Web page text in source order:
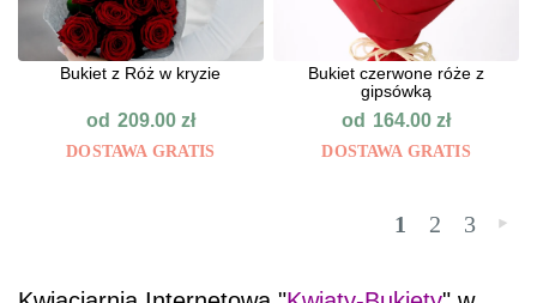
Bukiet z Róż w kryzie
od 209.00 zł
DOSTAWA GRATIS
Bukiet czerwone róże z
gipsówką
od 164.00zł
DOSTAWA GRATIS
1 2 3 »